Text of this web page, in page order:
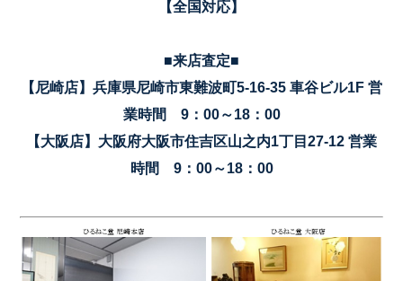
【全国対応】
■来店査定■
【尼崎店】兵庫県尼崎市東難波町5-16-35 車谷ビル1F 営
業時間 9：00～18：00
【大阪店】大阪府大阪市住吉区山之内1丁目27-12 営業
時間 9：00～18：00